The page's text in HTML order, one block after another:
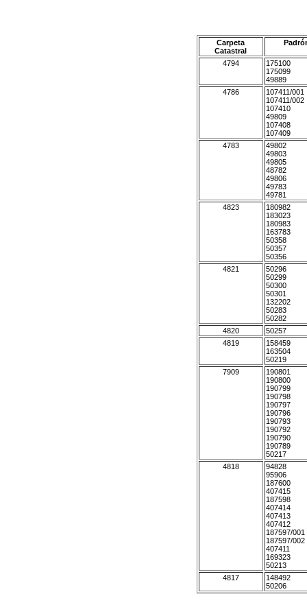
Carpeta
Catastral
4794
175100
175099
49889
4786
107411/001
107411/002
107410
49809
107408
107409
4783
49802
49803
49805
48782
49806
49783
49781
4823
180982
183023
180983
163783
50358
50357
50356
4821
50296
50299
50300
50301
132202
50283
50282
4820
50257
4819
158459
163504
50219
7909
190801
190800
190799
190798
190797
190796
190793
190792
190790
190789
50217
4818
94828
95906
187600
407415
187598
407414
407413
407412
187597/001
187597/002
407411
169323
50213
4817
148492
50206